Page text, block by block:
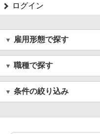
ログイン
雇用形態で探す
職種で探す
条件の絞り込み